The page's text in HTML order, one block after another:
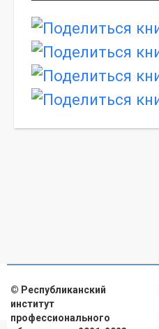
© Республиканский
институт
профессионального